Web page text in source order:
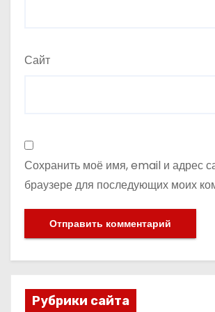
Сайт
Сохранить моё имя, email и адрес
браузере для последующих моих
Рубрики сайта